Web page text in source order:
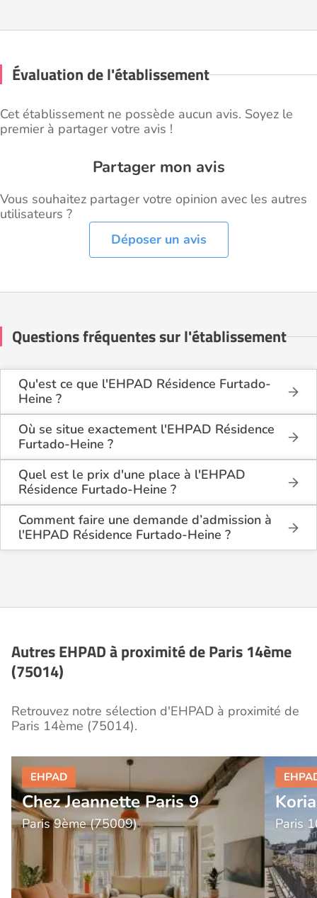
Évaluation de l'établissement
Cet établissement ne possède aucun avis. Soyez le
premier à partager votre avis !
Partager mon avis
Vous souhaitez partager votre opinion avec les autres
utilisateurs ?
Déposer un avis
Questions fréquentes sur l'établissement
Qu'est ce que l'EHPAD Résidence Furtado-
Heine ?
L'EHPAD Résidence Furtado-Heine est une maison
de retraite médicalisée de type hébergement
permanent , située à Paris 14ème (75014).
Où se situe exactement l'EHPAD Résidence
Furtado-Heine ?
L'EHPAD Résidence Furtado-Heine est situé 5/7
Rue Jacquier à Paris 14ème (75014), à Paris (75).
Quel est le prix d'une place à l'EHPAD
Résidence Furtado-Heine ?
L'EHPAD Résidence Furtado-Heine propose des
logements en chambre simple à partir de 2 325€
par mois, et en chambre double à partir de 2 325€
par mois.
Comment faire une demande d’admission à
l'EHPAD Résidence Furtado-Heine ?
La demande s’effectue directement via le formulaire
les coûts et les démarches administratives
Autres EHPAD à proximité de Paris 14ème
(75014)
Retrouvez notre sélection d'EHPAD à proximité de
Paris 14ème (75014).
Chez Jeannette Paris 9
Paris 9ème (75009) Paris